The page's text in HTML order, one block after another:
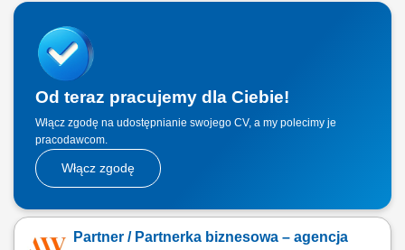
obsługa klientów biznesowych. Zarządzanie sprzedażą usług
marketingu internetowego (strony WWW, sklepy internetowe, Social
Media, SEO/SEM, filmy...
Od teraz pracujemy dla Ciebie!
Włącz zgodę na udostępnianie swojego CV, a my polecimy je
pracodawcom.
Włącz zgodę
Partner / Partnerka biznesowa – agencja